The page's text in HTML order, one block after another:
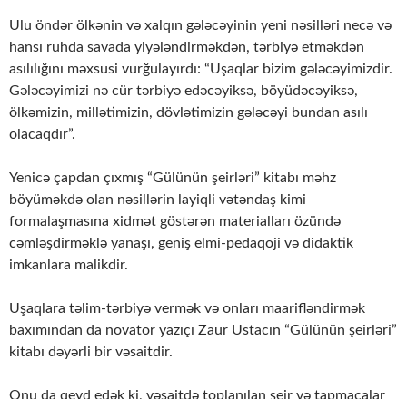
Ulu öndər ölkənin və xalqın gələcəyinin yeni nəsilləri necə və
hansı ruhda savada yiyələndirməkdən, tərbiyə etməkdən
asılılığını məxsusi vurğulayırdı: “Uşaqlar bizim gələcəyimizdir.
Gələcəyimizi nə cür tərbiyə edəcəyiksə, böyüdəcəyiksə,
ölkəmizin, millətimizin, dövlətimizin gələcəyi bundan asılı
olacaqdır”.
Yenicə çapdan çıxmış “Gülünün şeirləri” kitabı məhz
böyüməkdə olan nəsillərin layiqli vətəndaş kimi
formalaşmasına xidmət göstərən materialları özündə
cəmləşdirməklə yanaşı, geniş elmi-pedaqoji və didaktik
imkanlara malikdir.
Uşaqlara təlim-tərbiyə vermək və onları maarifləndirmək
baxımından da novator yazıçı Zaur Ustacın “Gülünün şeirləri”
kitabı dəyərli bir vəsaitdir.
Onu da qeyd edək ki, vəsaitdə toplanılan şeir və tapmacalar